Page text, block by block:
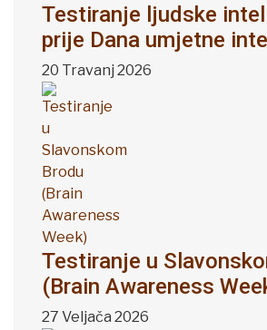
Testiranje ljudske
prije Dana umjetne
20 Travanj 2026
Testiranje u
(Brain Awareness
27 Veljača 2026